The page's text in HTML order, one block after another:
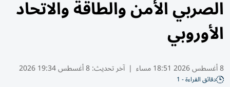
الصربي الأمن والطاقة والاتحاد
الأوروبي
8 أغسطس 2026 18:51 مساء | آخر تحديث:8 أغسطس 19:34 2026
دقائق القراءة - 1